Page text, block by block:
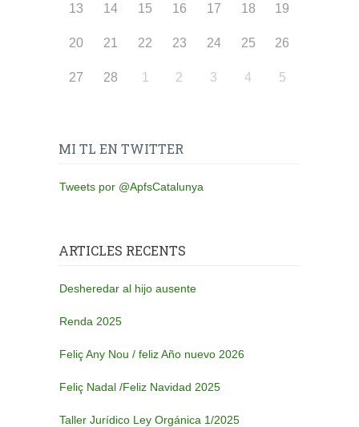
13 14 15 16 17 18 19
20 21 22 23 24 25 26
27 28 1 2 3 4 5
MI TL EN TWITTER
Tweets por @ApfsCatalunya
ARTICLES RECENTS
Desheredar al hijo ausente
Renda 2025
Feliç Any Nou / feliz Año nuevo 2026
Feliç Nadal /Feliz Navidad 2025
Taller Jurídico Ley Orgánica 1/2025